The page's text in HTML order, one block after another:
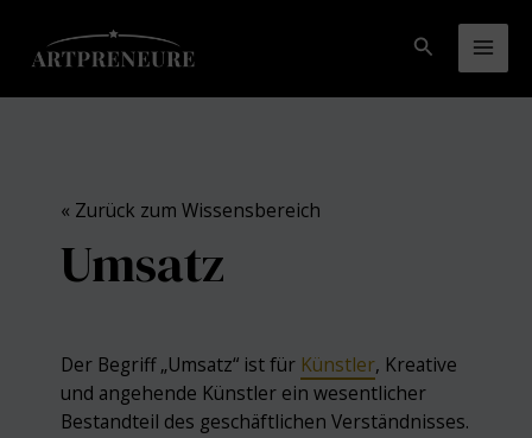
Inhalt
springen
Suchen
« Zurück zum Wissensbereich
Umsatz
Der Begriff „Umsatz“ ist für Künstler, Kreative
und angehende Künstler ein wesentlicher
Bestandteil des geschäftlichen Verständnisses.